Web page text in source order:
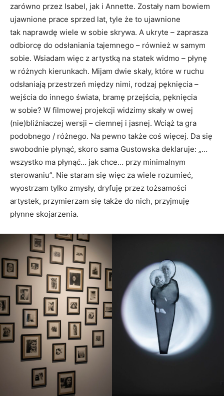
zarówno przez Isabel, jak i Annette. Zostały nam bowiem
ujawnione prace sprzed lat, tyle że to ujawnione
tak naprawdę wiele w sobie skrywa. A ukryte – zaprasza
odbiorcę do odsłaniania tajemnego – również w samym
sobie. Wsiadam więc z artystką na statek widmo – płynę
w różnych kierunkach. Mijam dwie skały, które w ruchu
odsłaniają przestrzeń między nimi, rodzaj pęknięcia –
wejścia do innego świata, bramę przejścia, pęknięcia
w sobie? W filmowej projekcji widzimy skały w owej
(nie)bliźniaczej wersji – ciemnej i jasnej. Wciąż ta gra
podobnego / różnego. Na pewno także coś więcej. Da się
swobodnie płynąć, skoro sama Gustowska deklaruje: „…
wszystko ma płynąć… jak chce… przy minimalnym
sterowaniu”. Nie staram się więc za wiele rozumieć,
wyostrzam tylko zmysły, dryfuję przez tożsamości
artystek, przymierzam się także do nich, przyjmuję
płynne skojarzenia.